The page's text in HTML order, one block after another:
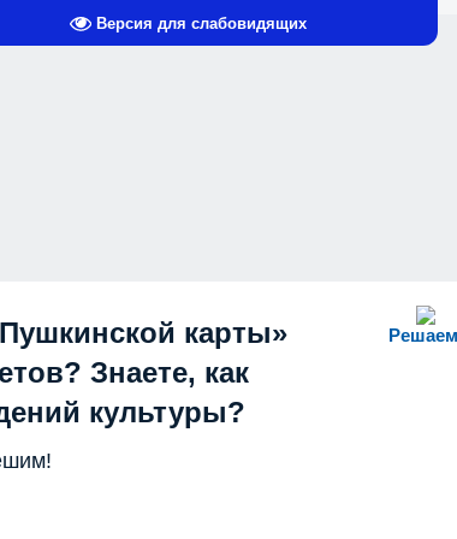
Версия для слабовидящих
карты»
Знаете, как
культуры?